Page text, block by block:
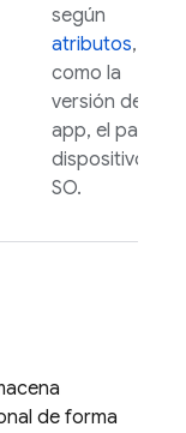
según
atributos,
como la
versión de la
app, el país, el
dispositivo o el
SO.
de forma